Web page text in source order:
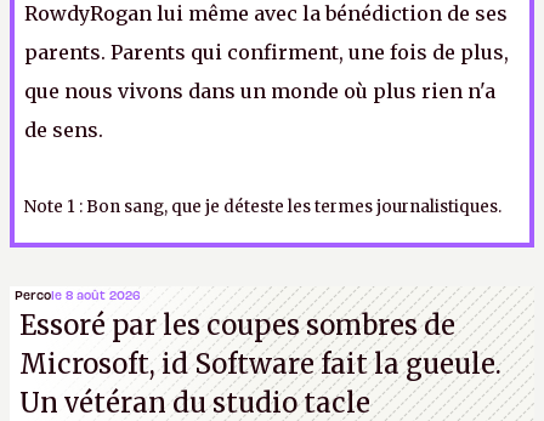
RowdyRogan lui même avec la bénédiction de ses
parents. Parents qui confirment, une fois de plus,
que nous vivons dans un monde où plus rien n'a
de sens.
Note 1 : Bon sang, que je déteste les termes journalistiques.
Percole 8 août 2026
Essoré par les coupes sombres de
Microsoft, id Software fait la gueule.
Un vétéran du studiotacle